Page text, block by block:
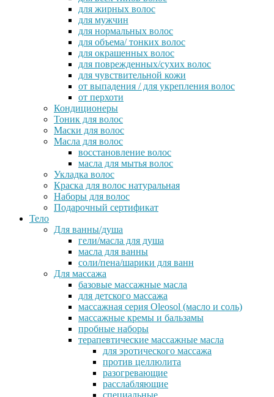
для жирных волос
для мужчин
для нормальных волос
для объема/ тонких волос
для окрашенных волос
для поврежденных/сухих волос
для чувствительной кожи
от выпадения / для укрепления волос
от перхоти
Кондиционеры
Тоник для волос
Маски для волос
Масла для волос
восстановление волос
масла для мытья волос
Укладка волос
Краска для волос натуральная
Наборы для волос
Подарочный сертификат
Тело
Для ванны/душа
гели/масла для душа
масла для ванны
соли/пена/шарики для ванн
Для массажа
базовые массажные масла
для детского массажа
массажная серия Oleosol (масло и соль)
массажные кремы и бальзамы
пробные наборы
терапевтические массажные масла
для эротического массажа
против целлюлита
разогревающие
расслабляющие
специальные